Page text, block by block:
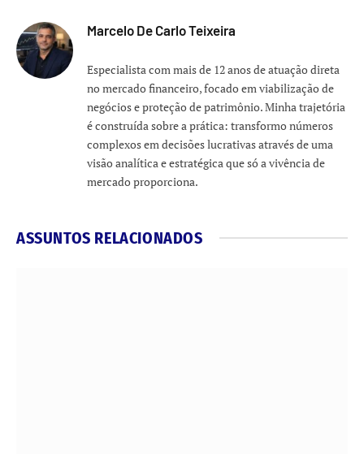
Marcelo De Carlo Teixeira
Especialista com mais de 12 anos de atuação direta
no mercado financeiro, focado em viabilização de
negócios e proteção de patrimônio. Minha trajetória
é construída sobre a prática: transformo números
complexos em decisões lucrativas através de uma
visão analítica e estratégica que só a vivência de
mercado proporciona.
ASSUNTOS RELACIONADOS